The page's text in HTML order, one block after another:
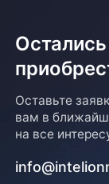
Оставьте
вам в
на все